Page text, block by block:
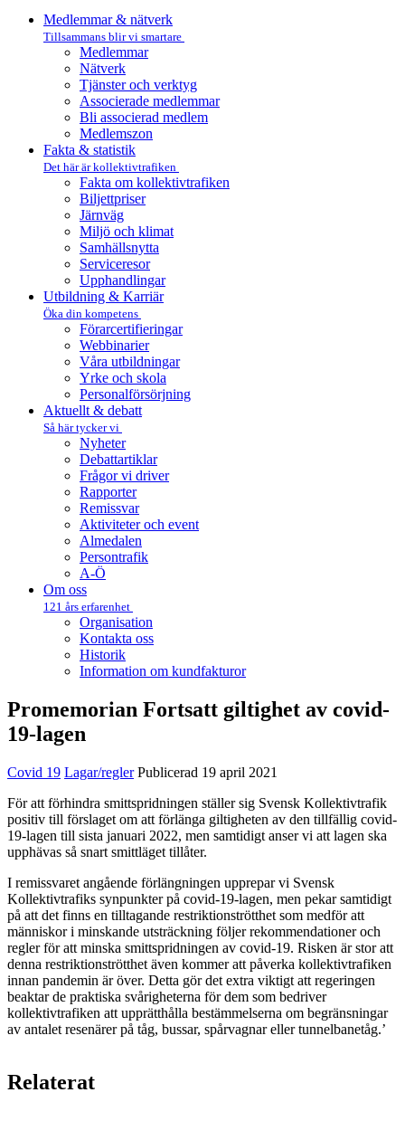
Medlemmar & nätverk
Tillsammans blir vi smartare
Medlemmar
Nätverk
Tjänster och verktyg
Associerade medlemmar
Bli associerad medlem
Medlemszon
Fakta & statistik
Det här är kollektivtrafiken
Fakta om kollektivtrafiken
Biljettpriser
Järnväg
Miljö och klimat
Samhällsnytta
Serviceresor
Upphandlingar
Utbildning & Karriär
Öka din kompetens
Förarcertifieringar
Webbinarier
Våra utbildningar
Yrke och skola
Personalförsörjning
Aktuellt & debatt
Så här tycker vi
Nyheter
Debattartiklar
Frågor vi driver
Rapporter
Remissvar
Aktiviteter och event
Almedalen
Persontrafik
A-Ö
Om oss
121 års erfarenhet
Organisation
Kontakta oss
Historik
Information om kundfakturor
Promemorian Fortsatt giltighet av covid-
19-lagen
Covid 19 Lagar/regler Publicerad 19 april 2021
För att förhindra smittspridningen ställer sig Svensk Kollektivtrafik
positiv till förslaget om att förlänga giltigheten av den tillfällig covid-
19-lagen till sista januari 2022, men samtidigt anser vi att lagen ska
upphävas så snart smittläget tillåter.
I remissvaret angående förlängningen upprepar vi Svensk
Kollektivtrafiks synpunkter på covid-19-lagen, men pekar samtidigt
på att det finns en tilltagande restriktionströtthet som medför att
människor i minskande utsträckning följer rekommendationer och
regler för att minska smittspridningen av covid-19. Risken är stor att
denna restriktionströtthet även kommer att påverka kollektivtrafiken
innan pandemin är över. Detta gör det extra viktigt att regeringen
beaktar de praktiska svårigheterna för dem som bedriver
kollektivtrafiken att upprätthålla bestämmelserna om begränsningar
av antalet resenärer på tåg, bussar, spårvagnar eller tunnelbanetåg.’
Relaterat